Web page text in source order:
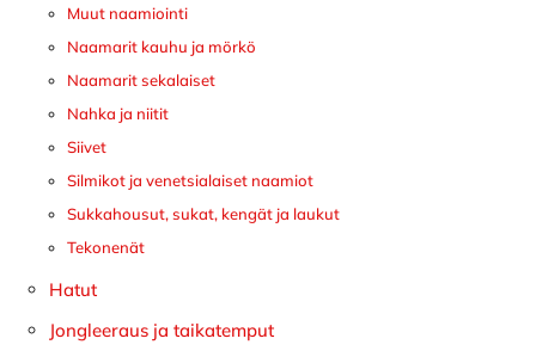
Muut naamiointi
Naamarit kauhu ja mörkö
Naamarit sekalaiset
Nahka ja niitit
Siivet
Silmikot ja venetsialaiset naamiot
Sukkahousut, sukat, kengät ja laukut
Tekonenät
Hatut
Jongleeraus ja taikatemput